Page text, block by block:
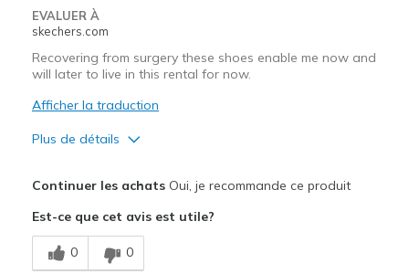
EVALUER À
skechers.com
Recovering from surgery these shoes enable me now and
will later to live in this rental for now.
Afficher la traduction
Plus de détails
Les meilleures utilisations
Inside on concrete foor
Continuer les achatsOui, je recommande ce produit
Est-ce que cet avis est utile?
0 0